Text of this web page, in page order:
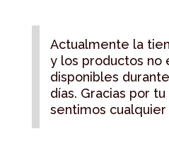
Actualmente la
y los productos no
disponibles
días. Gracias por
sentimos